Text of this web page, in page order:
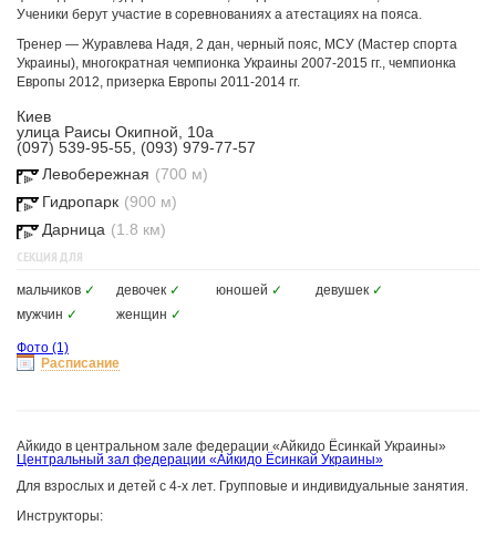
Ученики берут участие в соревнованиях а атестациях на пояса.
​Тренер — Журавлева Надя, 2 дан, черный пояс, МСУ (Мастер спорта
Украины), многократная чемпионка Украины 2007-2015 гг., чемпионка
Европы 2012, призерка Европы 2011-2014 гг.
Киев
улица Раисы Окипной, 10а
(097) 539-95-55, (093) 979-77-57
Левобережная (700 м)
Гидропарк (900 м)
Дарница (1.8 км)
СЕКЦИЯ ДЛЯ
мальчиков ✓ девочек ✓ юношей ✓ девушек ✓
мужчин ✓ женщин ✓
Фото (1)
Расписание
Айкидо в центральном зале федерации «Айкидо Ёсинкай Украины»
Центральный зал федерации «Айкидо Ёсинкай Украины»
Для взрослых и детей с 4-х лет. Групповые и индивидуальные занятия.
Инструкторы: